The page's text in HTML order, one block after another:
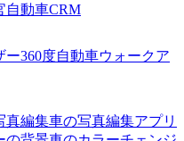
自動車CRM
ー360度自動車ウォークア
真編集車の写真編集アプリ